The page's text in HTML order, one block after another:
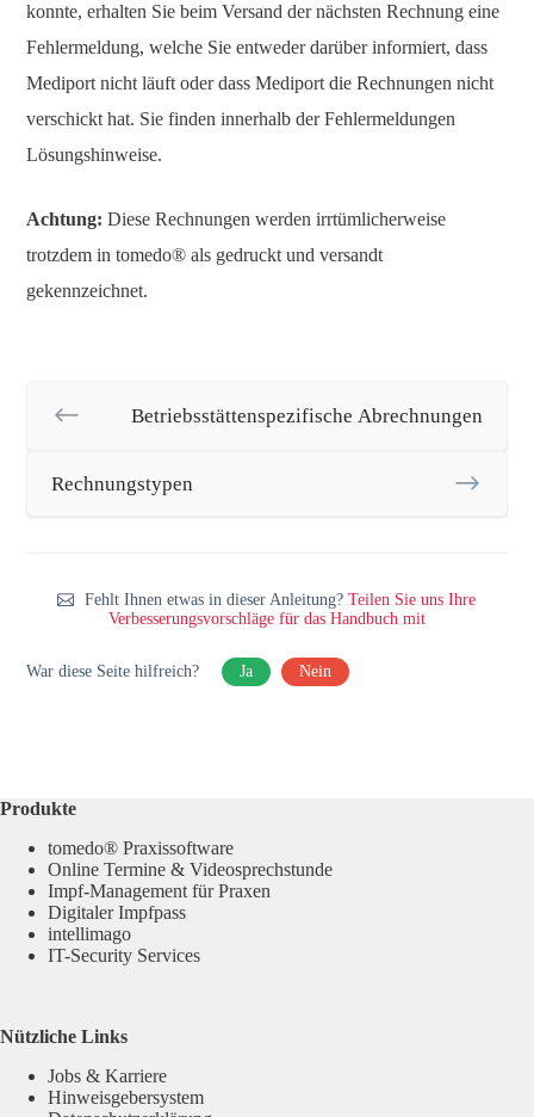
konnte, erhalten Sie beim Versand der nächsten Rechnung eine
Fehlermeldung, welche Sie entweder darüber informiert, dass
Mediport nicht läuft oder dass Mediport die Rechnungen nicht
verschickt hat. Sie finden innerhalb der Fehlermeldungen
Lösungshinweise.
Achtung: Diese Rechnungen werden irrtümlicherweise
trotzdem in tomedo® als gedruckt und versandt
gekennzeichnet.
Betriebsstättenspezifische Abrechnungen
Rechnungstypen
Fehlt Ihnen etwas in dieser Anleitung?Teilen Sie uns Ihre
Verbesserungsvorschläge für das Handbuch mit
War diese Seite hilfreich? Ja Nein
Produkte
tomedo® Praxissoftware
Online Termine & Videosprechstunde
Impf-Management für Praxen
Digitaler Impfpass
intellimago
IT-Security Services
Nützliche Links
Jobs & Karriere
Hinweisgebersystem